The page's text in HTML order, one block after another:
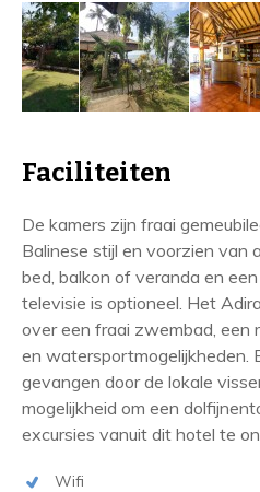
Faciliteiten
De kamers zijn fraai
Balinese stijl en voorzien van
bed, balkon of veranda en
televisie is optioneel. Het
over een fraai zwembad, een
en watersportmogelijkheden.
gevangen door de lokale
mogelijkheid om een
excursies vanuit dit hotel te
Wifi